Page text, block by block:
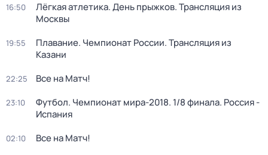
16:50
Лёгкая атлетика. День прыжков. Трансляция из
Москвы
19:55
Плавание. Чемпионат России. Трансляция из
Казани
22:25 Все на Матч!
23:10
Футбол. Чемпионат мира-2018. 1/8 финала. Россия -
Испания
02:10 Все на Матч!